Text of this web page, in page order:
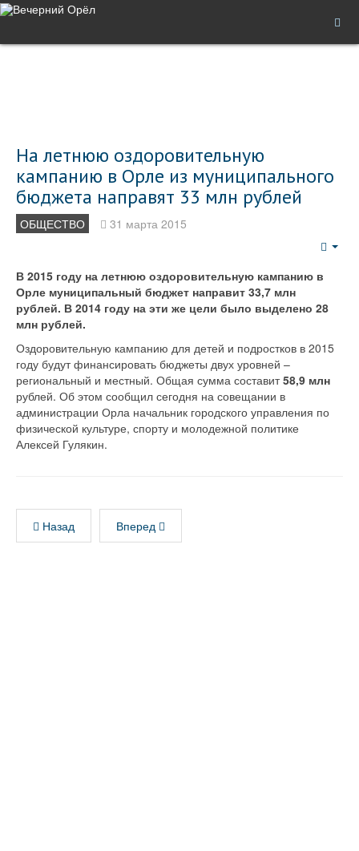
На летнюю оздоровительную
кампанию в Орле из муниципального
бюджета направят 33 млн рублей
ОБЩЕСТВО 31 марта 2015
В 2015 году на летнюю оздоровительную кампанию в
Орле муниципальный бюджет направит 33,7 млн
рублей. В 2014 году на эти же цели было выделено 28
млн рублей.
Оздоровительную кампанию для детей и подростков в 2015
году будут финансировать бюджеты двух уровней –
региональный и местный. Общая сумма составит58,9 млн
рублей. Об этом сообщил сегодня на совещании в
администрации Орла начальник городского управления по
физической культуре, спорту и молодежной политике
Алексей Гулякин.
Назад Вперед